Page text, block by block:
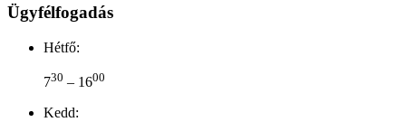
Ügyfélfogadás
Hétfő:
730 – 1600
Kedd: